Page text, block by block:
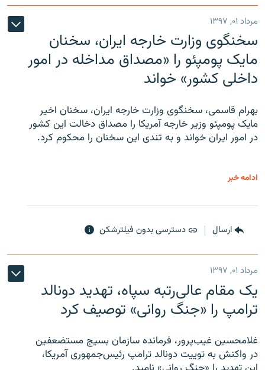
مرداد ۰۱, ۱۳۹۷
سخنگوی وزارت خارجه ایران، سخنان
مایک پومپئو را «مصداق مداخله در امور
داخلی کشور» خواند
بهرام قاسمی، سخنگوی وزارت خارجه ایران، سخنان اخیر
مایک پومپئو وزیر خارجه آمریکا را مصداق دخالت این کشور
در امور ایران خواند و به تندی این سخنان را محکوم کرد.
ادامه خبر
ارسال دسترسی بدون فیلترشکن
مرداد ۰۱, ۱۳۹۷
یک مقام عالی‌رتبه سپاه، تهدید دونالد
ترامپ را «جنگ روانی» توصیف کرد
غلامحسین غیب‌پرور، فرمانده سازمان بسیج مستضعفین
در واکنش به توییت دونالد ترامپ رئیس‌جمهوری آمریکا،